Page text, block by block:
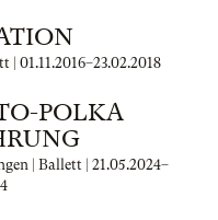
| 01.11.2016–23.02.2018
POLKA
| Ballett | 21.05.2024–